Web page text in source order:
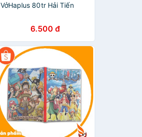
VởHaplus 80tr Hải Tiến
6.500 đ